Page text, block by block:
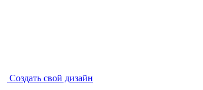
Создать свой дизайн